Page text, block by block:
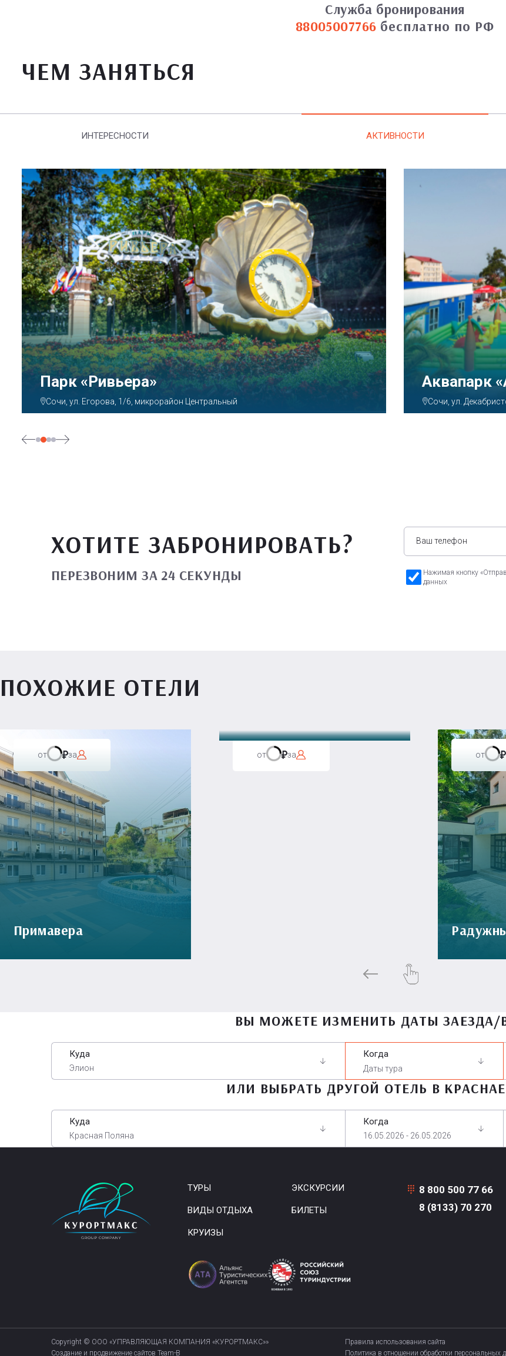
Служба бронирования
88005007766 бесплатно по РФ
ЧЕМ ЗАНЯТЬСЯ
ИНТЕРЕСНОСТИ АКТИВНОСТИ
Парк «Ривьера»
Сочи, ул. Егорова, 1/6, микрорайон Центральный
Аквапарк
Сочи, ул.
ХОТИТЕ ЗАБРОНИРОВАТЬ?
ПЕРЕЗВОНИМ ЗА 24 СЕКУНДЫ
Нажимая кнопку
данных
ПОХОЖИЕ ОТЕЛИ
от за
Примавера
от за от
ВЫ МОЖЕТЕ ИЗМЕНИТЬ ДАТЫ ЗАЕЗДА/
Куда
Элион
Когда
ИЛИ ВЫБРАТЬ ДРУГОЙ ОТЕЛЬ В
Куда
Красная Поляна
Когда
16.05.2026 - 26.05.2026
ТУРЫ
ВИДЫ ОТДЫХА
КРУИЗЫ
ЭКСКУРСИИ
БИЛЕТЫ
8 800 500 77 66
8 (8133) 70 270
Copyright © ООО «УПРАВЛЯЮЩАЯ КОМПАНИЯ «КУРОРТМАКС»»
Создание и продвижение сайтов Team-B
Правила использования сайта
Политика в отношении обработки персональных